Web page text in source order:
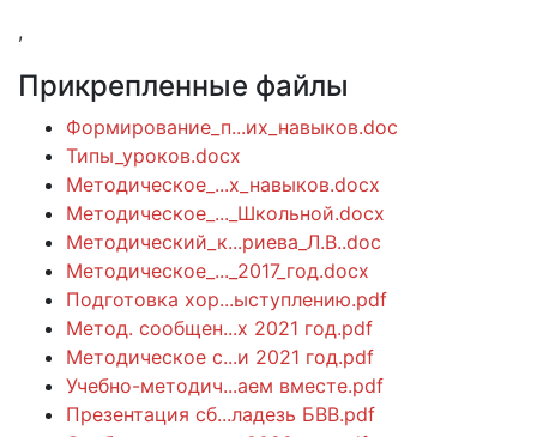
,
Прикрепленные файлы
Формирование_п...их_навыков.doc
Типы_уроков.docx
Методическое_...х_навыков.docx
Методическое_..._Школьной.docx
Методический_к...риева_Л.В..doc
Методическое_..._2017_год.docx
Подготовка хор...ыступлению.pdf
Метод. сообщен...х 2021 год.pdf
Методическое с...и 2021 год.pdf
Учебно-методич...аем вместе.pdf
Презентация сб...ладезь БВВ.pdf